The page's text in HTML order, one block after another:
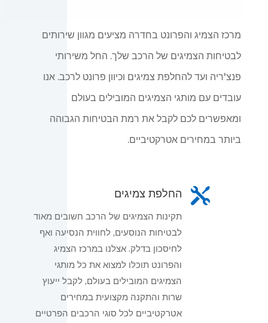
מרכז הצמיג והפרונט בחדרה מציעים מגוון שירותים
לבטיחות הצמיגים של הרכב שלך. החל משירותי
פנצ'ריה ועד להחלפת צמיגים וכיוון פרונט לרכב. אנו
עובדים עם מותגי הצמיגים המובילים בעולם
ומאפשרים לכם לקבל את רמת הבטיחות הגבוהה
ביותר במחירים אטרקטיביים.
 החלפת צמיגים
תקינות הצמיגים של הרכב חשובים מאוד
לבטיחות הנוסעים, לחווית הנסיעה ואף
לחיסכון בדלק. אצלנו במרכז הצמיג
והפרונט תוכלו למצוא את כל מותגי
הצמיגים המובילים בעולם, לקבל ייעוץ
שרות והתקנה מקצועית במחירים
אטרקטיביים לכל סוגי הרכבים הפרטיים